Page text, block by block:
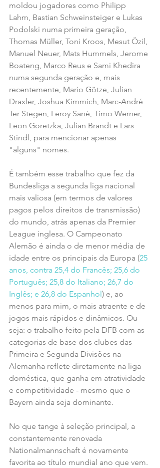
moldou jogadores como Philipp
Lahm, Bastian Schweinsteiger e Lukas
Podolski numa primeira geração,
Thomas Müller, Toni Kroos, Mesut Özil,
Manuel Neuer, Mats Hummels, Jerome
Boateng, Marco Reus e Sami Khedira
numa segunda geração e, mais
recentemente, Mario Götze, Julian
Draxler, Joshua Kimmich, Marc-André
Ter Stegen, Leroy Sané, Timo Werner,
Leon Goretzka, Julian Brandt e Lars
Stindl, para mencionar apenas
"alguns" nomes.
É também esse trabalho que fez da
Bundesliga a segunda liga nacional
mais valiosa (em termos de valores
pagos pelos direitos de transmissão)
do mundo, atrás apenas da Premier
League inglesa. O Campeonato
Alemão é ainda o de menor média de
idade entre os principais da Europa (25
anos, contra 25,4 do Francês; 25,6 do
Português; 25,8 do Italiano; 26,7 do
Inglês; e 26,8 do Espanhol ) e, ao
menos para mim, o mais atraente e de
jogos mais rápidos e dinâmicos. Ou
seja: o trabalho feito pela DFB com as
categorias de base dos clubes das
Primeira e Segunda Divisões na
Alemanha reflete diretamente na liga
doméstica, que ganha em atratividade
e competitividade - mesmo que o
Bayern ainda seja dominante.
No que tange à seleção principal, a
constantemente renovada
Nationalmannschaft é novamente
favorita ao título mundial ano que vem.